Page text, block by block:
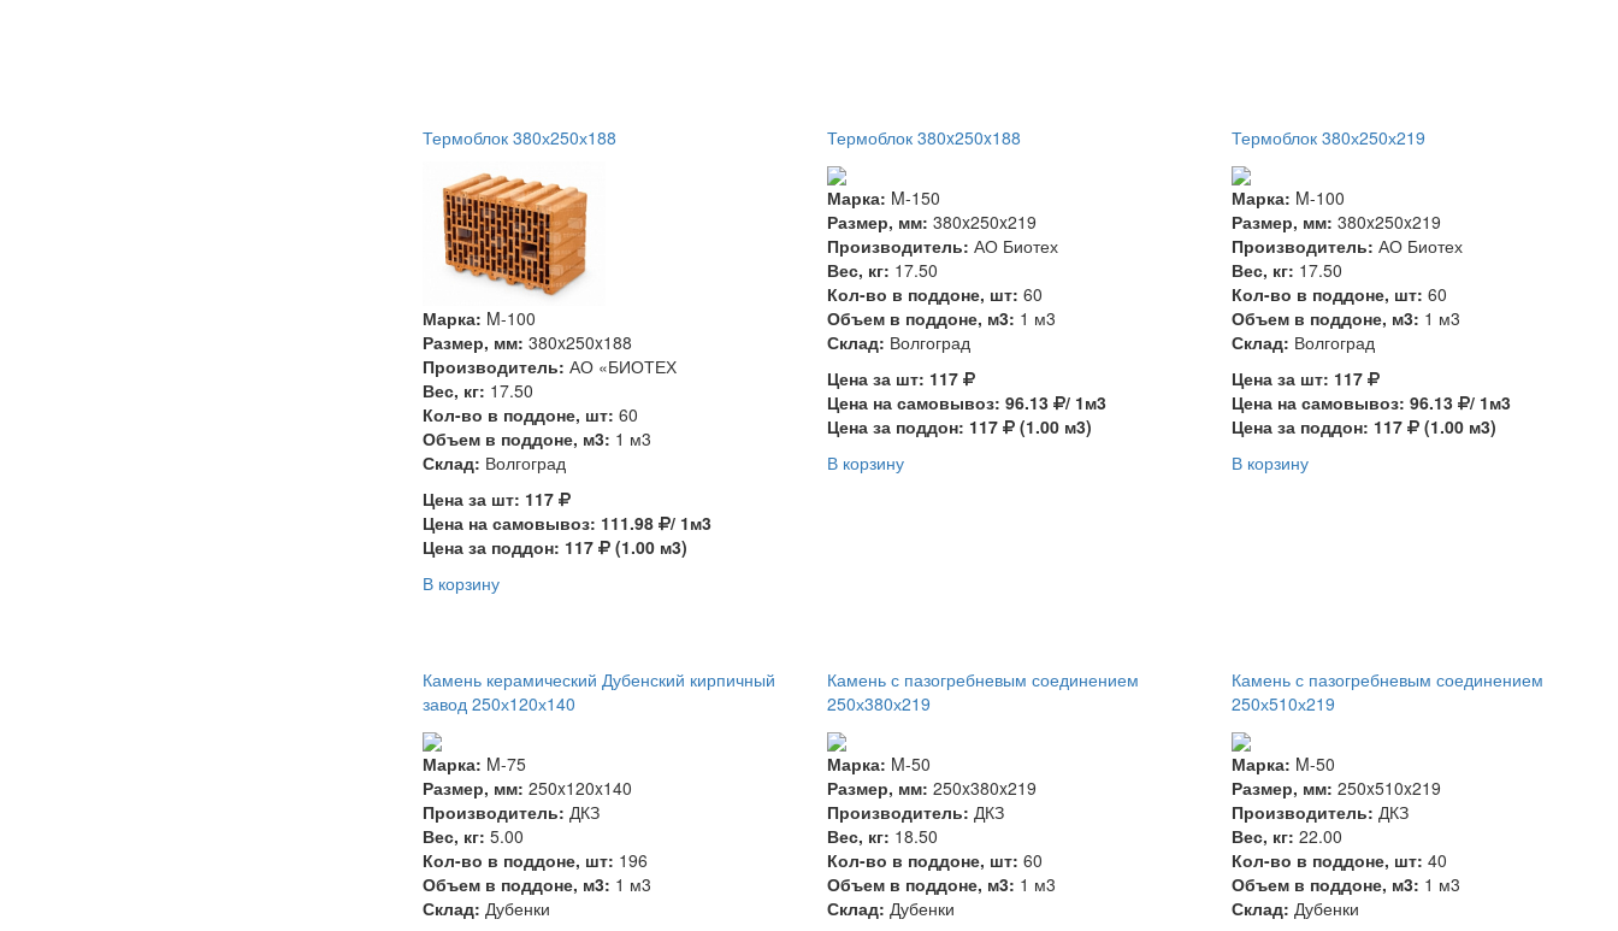
Термоблок 380х250х188
Марка: M-100
Размер, мм: 380x250x188
Производитель: АО «БИОТЕХ
Вес, кг: 17.50
Кол-во в поддоне, шт: 60
Объем в поддоне, м3: 1 м3
Склад: Волгоград
Цена за шт: 117
Цена на самовывоз: 111.98
/ 1м3
Цена за поддон: 117
(1.00 м3)
В корзину
Термоблок 380x250x188
Марка: M-150
Размер, мм: 380x250x219
Производитель: АО Биотех
Вес, кг: 17.50
Кол-во в поддоне, шт: 60
Объем в поддоне, м3: 1 м3
Склад: Волгоград
Цена за шт: 117
Цена на самовывоз: 96.13
/ 1м3
Цена за поддон: 117
(1.00 м3)
В корзину
Термоблок 380х250х219
Марка: M-100
Размер, мм: 380x250x219
Производитель: АО Биотех
Вес, кг: 17.50
Кол-во в поддоне, шт: 60
Объем в поддоне, м3: 1 м3
Склад: Волгоград
Цена за шт: 117
Цена на самовывоз: 96.13
/ 1м3
Цена за поддон: 117
(1.00 м3)
В корзину
Камень керамический Дубенский кирпичный
завод 250х120х140
Марка: M-75
Размер, мм: 250x120x140
Производитель: ДКЗ
Вес, кг: 5.00
Кол-во в поддоне, шт: 196
Объем в поддоне, м3: 1 м3
Склад: Дубенки
Камень с пазогребневым соединением
250х380х219
Марка: M-50
Размер, мм: 250x380x219
Производитель: ДКЗ
Вес, кг: 18.50
Кол-во в поддоне, шт: 60
Объем в поддоне, м3: 1 м3
Склад: Дубенки
Камень с пазогребневым соединением
250х510х219
Марка: M-50
Размер, мм: 250x510x219
Производитель: ДКЗ
Вес, кг: 22.00
Кол-во в поддоне, шт: 40
Объем в поддоне, м3: 1 м3
Склад: Дубенки